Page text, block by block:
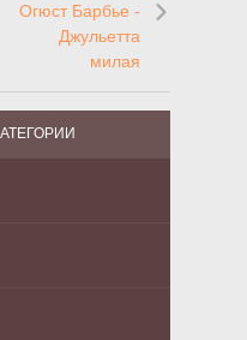
Огюст Барбье -
Джульетта
милая